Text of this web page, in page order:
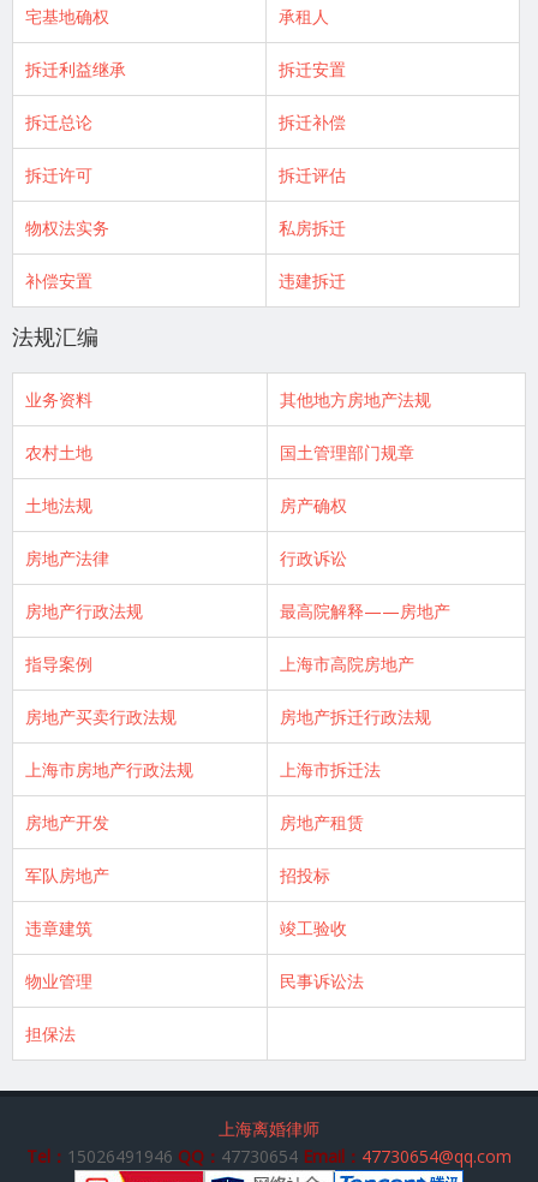
宅基地确权 承租人
拆迁利益继承 拆迁安置
拆迁总论 拆迁补偿
拆迁许可 拆迁评估
物权法实务 私房拆迁
补偿安置 违建拆迁
法规汇编
业务资料 其他地方房地产法规
农村土地 国土管理部门规章
土地法规 房产确权
房地产法律 行政诉讼
房地产行政法规 最高院解释——房地产
指导案例 上海市高院房地产
房地产买卖行政法规 房地产拆迁行政法规
上海市房地产行政法规 上海市拆迁法
房地产开发 房地产租赁
军队房地产 招投标
违章建筑 竣工验收
物业管理 民事诉讼法
担保法
上海离婚律师
Tel： 15026491946 QQ： 47730654 Email： 47730654@qq.com